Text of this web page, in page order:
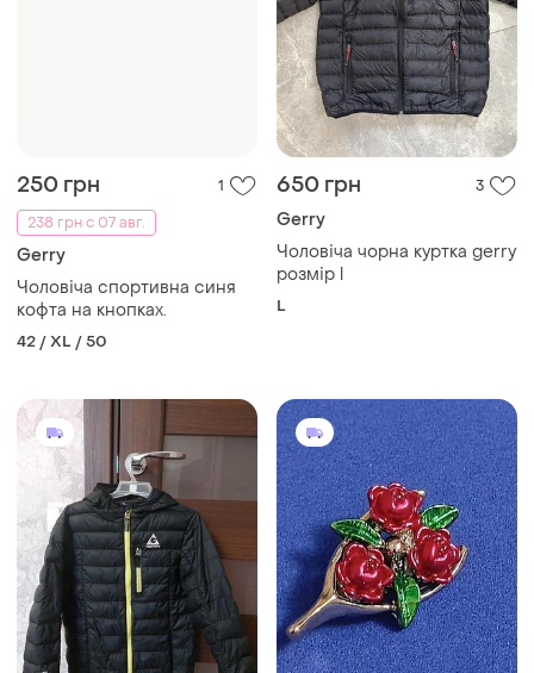
250 грн
1
238 грн с 07 авг.
Gerry
Чоловіча спортивна синя
кофта на кнопках.
42 / XL / 50
650 грн 3
Gerry
Чоловіча чорна куртка gerry
розмір l
L